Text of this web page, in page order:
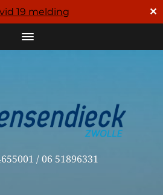
19 melding ✕
/ 06 51896331